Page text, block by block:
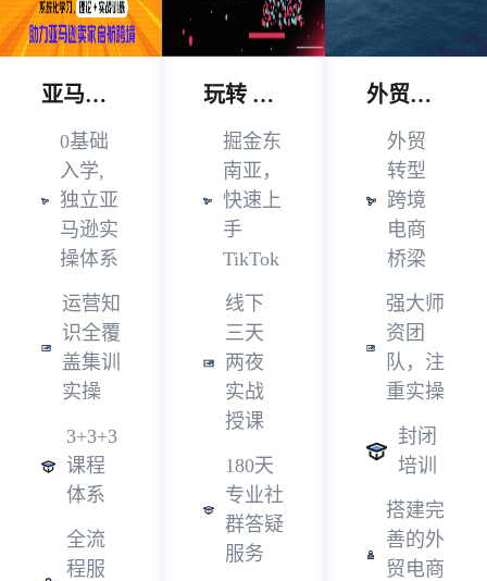
亚马逊从0-1孵化陪跑课
0基础
入学,
独立亚
马逊实
操体系
运营知
识全覆
盖集训
实操
3+3+3
课程
体系
全流
程服
玩转 TikTok 实战课
掘金东
南亚，
快速上
手
TikTok
线下
三天
两夜
实战
授课
180天
专业社
群答疑
服务
外贸营销训练营
外贸
转型
跨境
电商
桥梁
强大师
资团
队，注
重实操
封闭
培训
搭建完
善的外
贸电商